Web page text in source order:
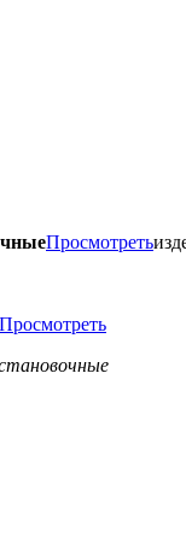
Просмотреть
Просмотреть